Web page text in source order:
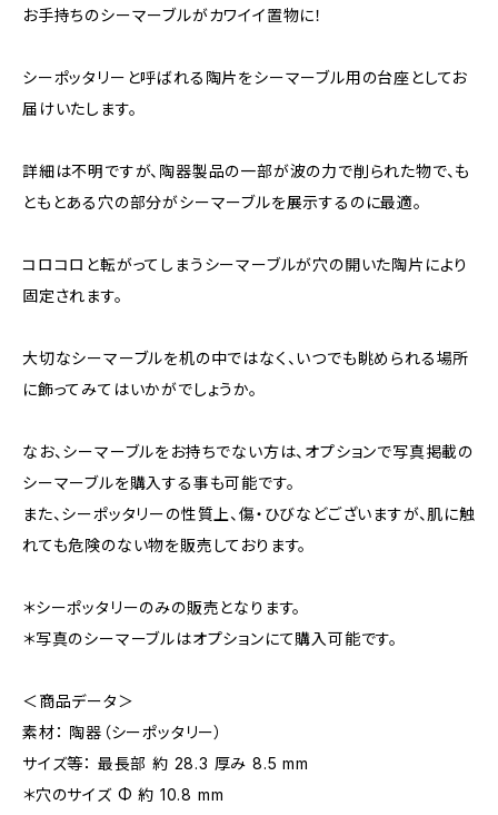
お手持ちのシーマーブルがカワイイ置物に！
シーポッタリーと呼ばれる陶片をシーマーブル用の台座としてお
届けいたします。
詳細は不明ですが、陶器製品の一部が波の力で削られた物で、も
ともとある穴の部分がシーマーブルを展示するのに最適。
コロコロと転がってしまうシーマーブルが穴の開いた陶片により
固定されます。
大切なシーマーブルを机の中ではなく、いつでも眺められる場所
に飾ってみてはいかがでしょうか。
なお、シーマーブルをお持ちでない方は、オプションで写真掲載の
シーマーブルを購入する事も可能です。
また、シーポッタリーの性質上、傷・ひびなどございますが、肌に触
れても危険のない物を販売しております。
＊シーポッタリーのみの販売となります。
＊写真のシーマーブルはオプションにて購入可能です。
＜商品データ＞
素材： 陶器（シーポッタリー）
サイズ等： 最長部 約 28.3 厚み 8.5 mm
＊穴のサイズ Φ 約 10.8 mm